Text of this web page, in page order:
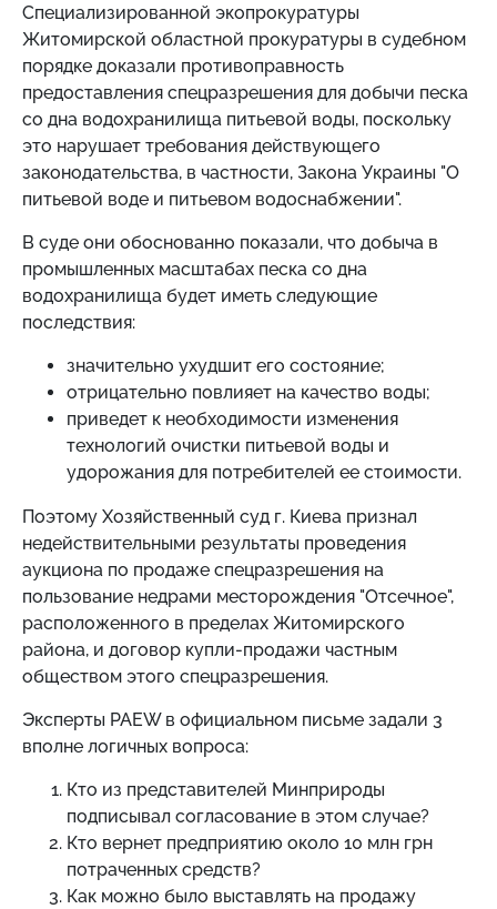
Специализированной экопрокуратуры
Житомирской областной прокуратуры в судебном
порядке доказали противоправность
предоставления спецразрешения для добычи песка
со дна водохранилища питьевой воды, поскольку
это нарушает требования действующего
законодательства, в частности, Закона Украины "О
питьевой воде и питьевом водоснабжении".
В суде они обоснованно показали, что добыча в
промышленных масштабах песка со дна
водохранилища будет иметь следующие
последствия:
значительно ухудшит его состояние;
отрицательно повлияет на качество воды;
приведет к необходимости изменения
технологий очистки питьевой воды и
удорожания для потребителей ее стоимости.
Поэтому Хозяйственный суд г. Киева признал
недействительными результаты проведения
аукциона по продаже спецразрешения на
пользование недрами месторождения "Отсечное",
расположенного в пределах Житомирского
района, и договор купли-продажи частным
обществом этого спецразрешения.
Эксперты PAEW в официальном письме задали 3
вполне логичных вопроса:
Кто из представителей Минприроды
подписывал согласование в этом случае?
Кто вернет предприятию около 10 млн грн
потраченных средств?
Как можно было выставлять на продажу